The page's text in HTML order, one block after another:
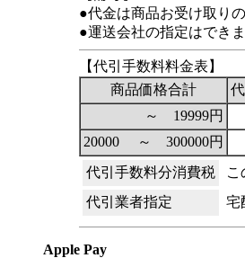
●代金は商品お受け取り
●運送会社の指定はできま
【代引手数料料金表】
商品価格合計
～ 19999円
20000 ～ 300000円
代引手数料分消費税
こ
代引業者指定
宅
Apple Pay